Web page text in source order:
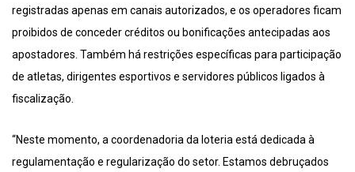
registradas apenas em canais autorizados, e os operadores ficam
proibidos de conceder créditos ou bonificações antecipadas aos
apostadores. Também há restrições específicas para participação
de atletas, dirigentes esportivos e servidores públicos ligados à
fiscalização.
“Neste momento, a coordenadoria da loteria está dedicada à
regulamentação e regularização do setor. Estamos debruçados